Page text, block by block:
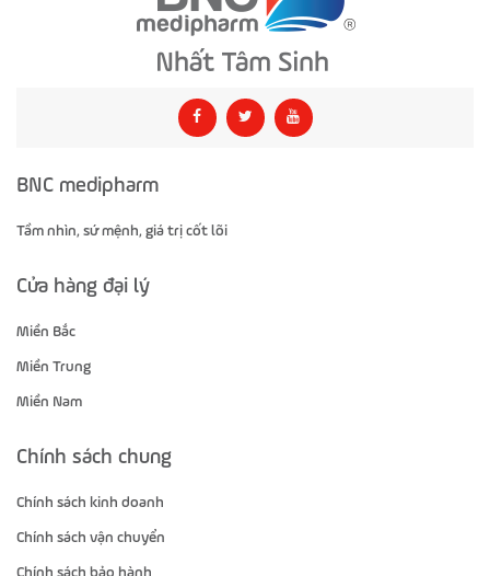
BNC medipharm
Tầm nhìn, sứ mệnh, giá trị cốt lõi
Cửa hàng đại lý
Miền Bắc
Miền Trung
Miền Nam
Chính sách chung
Chính sách kinh doanh
Chính sách vận chuyển